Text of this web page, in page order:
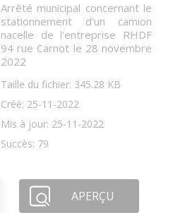
Arrêté municipal concernant le
stationnement d'un camion
nacelle de l'entreprise RHDF
94 rue Carnot le 28 novembre
2022
Taille du fichier: 345.28 KB
Créé: 25-11-2022
Mis à jour: 25-11-2022
Succès: 79
APERÇU